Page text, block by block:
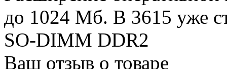
до 1024 Мб. В 3615 уже
SO-DIMM DDR2
Ваш отзыв о товаре